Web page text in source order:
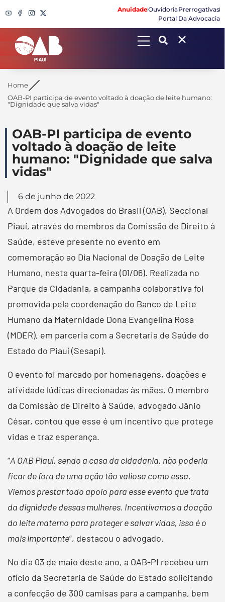
AnuidadeOuvidoriaPrerrogativas
Portal Da Advocacia
Search
Home
OAB-PI participa de evento voltado à doação de leite humano:
"Dignidade que salva vidas"
OAB-PI participa de evento
voltado à doação de leite
humano: "Dignidade que salva
vidas"
6 de junho de 2022
A Ordem dos Advogados do Brasil (OAB), Seccional
Piauí, através do membros da Comissão de Direito à
Saúde, esteve presente no evento em
comemoração ao Dia Nacional de Doação de Leite
Humano, nesta quarta-feira (01/06). Realizada no
Parque da Cidadania, a campanha colaborativa foi
promovida pela coordenação do Banco de Leite
Humano da Maternidade Dona Evangelina Rosa
(MDER), em parceria com a Secretaria de Saúde do
Estado do Piauí (Sesapi).
O evento foi marcado por homenagens, doações e
atividade lúdicas direcionadas às mães. O membro
da Comissão de Direito à Saúde, advogado Jânio
César, contou que esse é um incentivo que protege
vidas e traz esperança.
“A OAB Piauí, sendo a casa da cidadania, não poderia
ficar de fora de uma ação tão valiosa como essa.
Viemos prestar todo apoio para esse evento que trata
da dignidade dessas mulheres. Incentivamos a doação
do leite materno para proteger e salvar vidas, isso é o
mais importante”, destacou o advogado.
No dia 03 de maio deste ano, a OAB-PI recebeu um
ofício da Secretaria de Saúde do Estado solicitando
a confecção de 300 camisas para a campanha, bem